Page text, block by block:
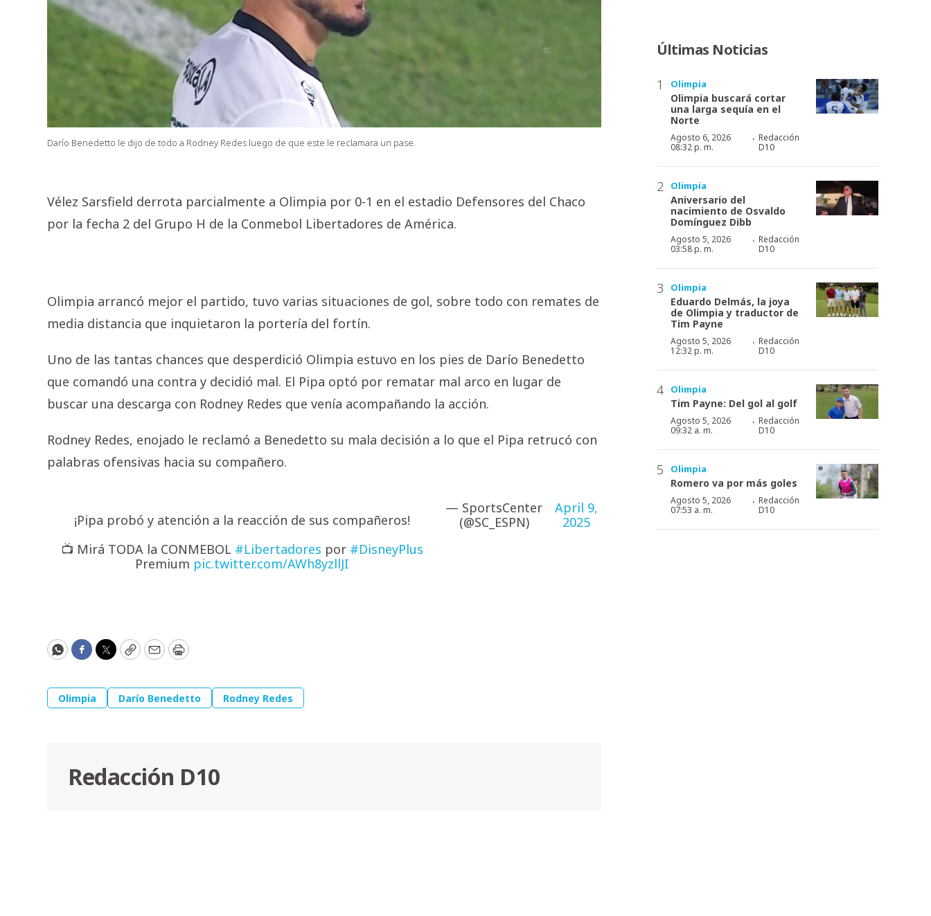
Darío Benedetto le dijo de todo a Rodney Redes luego de que este le reclamara un pase.
Vélez Sarsfield derrota parcialmente a Olimpia por 0-1 en el estadio Defensores del Chaco
por la fecha 2 del Grupo H de la Conmebol Libertadores de América.
Olimpia arrancó mejor el partido, tuvo varias situaciones de gol, sobre todo con remates de
media distancia que inquietaron la portería del fortín.
Uno de las tantas chances que desperdició Olimpia estuvo en los pies de Darío Benedetto
que comandó una contra y decidió mal. El Pipa optó por rematar mal arco en lugar de
buscar una descarga con Rodney Redes que venía acompañando la acción.
Rodney Redes, enojado le reclamó a Benedetto su mala decisión a lo que el Pipa retrucó con
palabras ofensivas hacia su compañero.
¡Pipa probó y atención a la reacción de sus compañeros!
📺 Mirá TODA la CONMEBOL #Libertadores por #DisneyPlus
Premium pic.twitter.com/AWh8yzllJI
— SportsCenter
(@SC_ESPN)
April 9,
2025
WhatsApp
Facebook
Twitter
CopyEmailPrint
Olimpia Darío Benedetto Rodney Redes
Redacción D10
Últimas Noticias
Olimpia
Olimpia buscará cortar
una larga sequía en el
Norte
Agosto 6, 2026
08:32 p. m.
· Redacción
D10
Olimpia
Aniversario del
nacimiento de Osvaldo
Domínguez Dibb
Agosto 5, 2026
03:58 p. m.
· Redacción
D10
Olimpia
Eduardo Delmás, la joya
de Olimpia y traductor de
Tim Payne
Agosto 5, 2026
12:32 p. m.
· Redacción
D10
Olimpia
Tim Payne: Del gol al golf
Agosto 5, 2026
09:32 a. m.
· Redacción
D10
Olimpia
Romero va por más goles
Agosto 5, 2026
07:53 a. m.
· Redacción
D10